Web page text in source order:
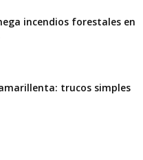
incendios forestales en
trucos simples